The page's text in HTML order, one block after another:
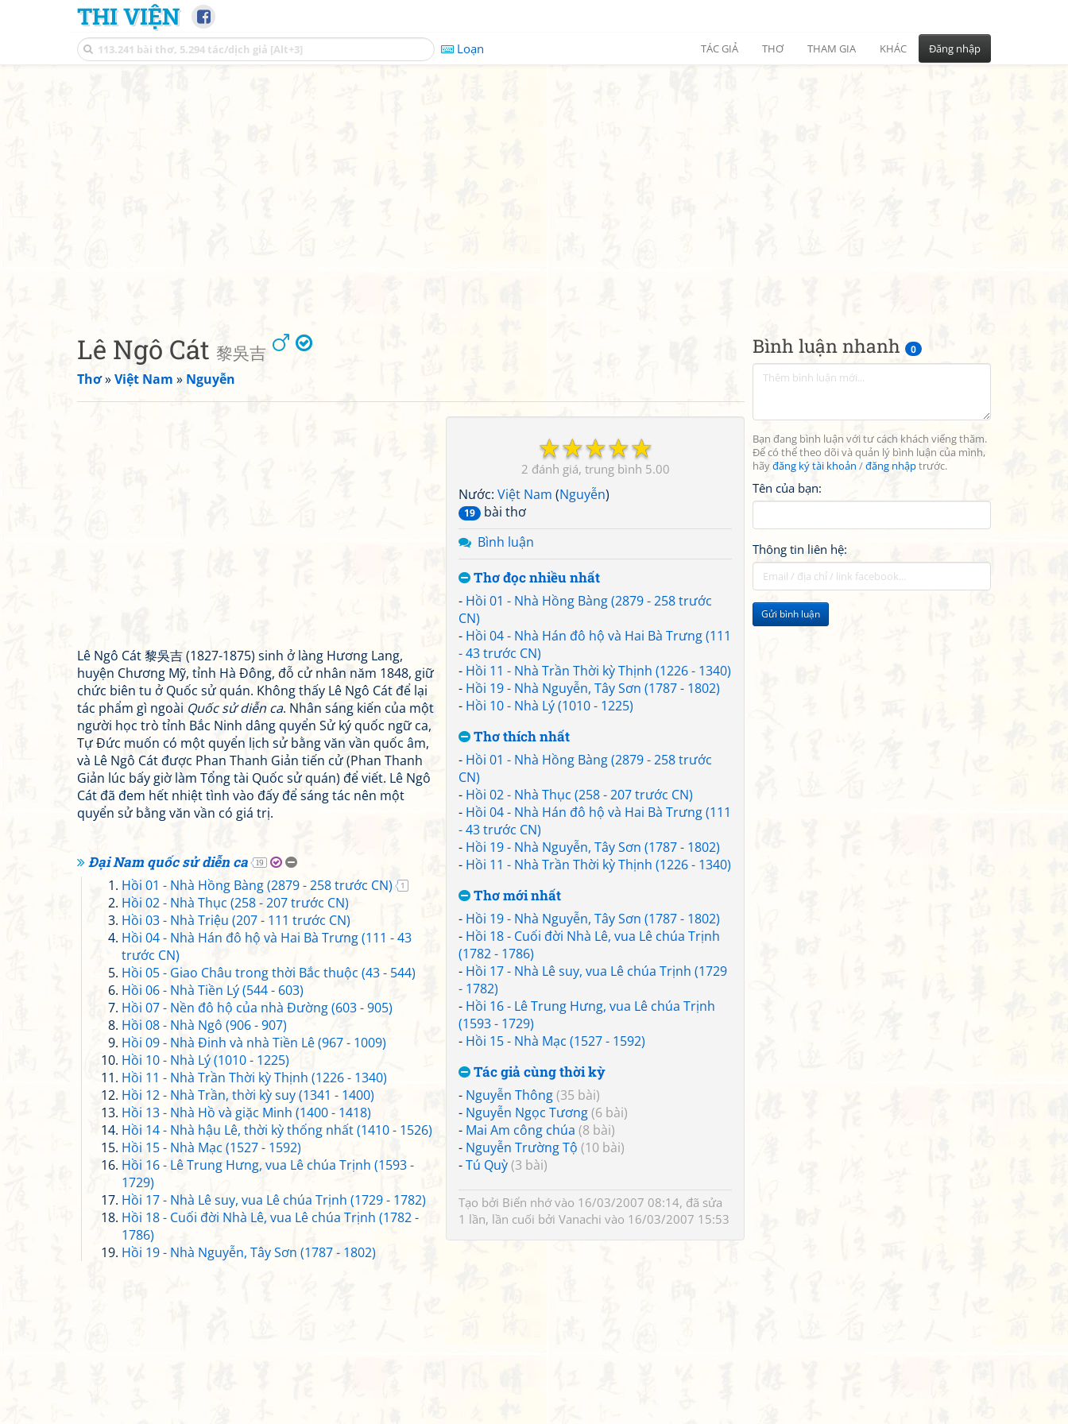
THI VIỆN
Loạn TÁC GIẢ THƠ THAM GIA KHÁC Đăng nhập
Bình luận nhanh 0
Bạn đang bình luận với tư cách khách viếng thăm.
Để có thể theo dõi và quản lý bình luận của mình,
hãyđăng ký tài khoản /đăng nhậptrước.
Tên của bạn:
Thông tin liên hệ:
Gửi bình luận
Lê Ngô Cát 黎吳吉
Thơ»Việt Nam » Nguyễn
☆
☆
☆
☆
☆
2 5.00
Nước: Việt Nam (Nguyễn)
19
bài thơ
Bình luận
Thơ đọc nhiều nhất
- Hồi 01 - Nhà Hồng Bàng (2879 - 258 trước
CN)
- Hồi 04 - Nhà Hán đô hộ và Hai Bà Trưng (111
- 43 trước CN)
- Hồi 11 - Nhà Trần Thời kỳ Thịnh (1226 - 1340)
- Hồi 19 - Nhà Nguyễn, Tây Sơn (1787 - 1802)
- Hồi 10 - Nhà Lý (1010 - 1225)
Thơ thích nhất
- Hồi 01 - Nhà Hồng Bàng (2879 - 258 trước
CN)
- Hồi 02 - Nhà Thục (258 - 207 trước CN)
- Hồi 04 - Nhà Hán đô hộ và Hai Bà Trưng (111
- 43 trước CN)
- Hồi 19 - Nhà Nguyễn, Tây Sơn (1787 - 1802)
- Hồi 11 - Nhà Trần Thời kỳ Thịnh (1226 - 1340)
Thơ mới nhất
- Hồi 19 - Nhà Nguyễn, Tây Sơn (1787 - 1802)
- Hồi 18 - Cuối đời Nhà Lê, vua Lê chúa Trịnh
(1782 - 1786)
- Hồi 17 - Nhà Lê suy, vua Lê chúa Trịnh (1729
- 1782)
- Hồi 16 - Lê Trung Hưng, vua Lê chúa Trịnh
(1593 - 1729)
- Hồi 15 - Nhà Mạc (1527 - 1592)
Tác giả cùng thời kỳ
- Nguyễn Thông(35 bài)
- Nguyễn Ngọc Tương(6 bài)
- Mai Am công chúa (8 bài)
- Nguyễn Trường Tộ (10 bài)
-Tú Quỳ(3 bài)
Tạo bởi Biển nhớvào 16/03/2007 08:14, đã sửa
1 lần, lần cuối bởi Vanachi vào 16/03/2007 15:53
Lê Ngô Cát 黎吳吉 (1827-1875) sinh ở làng Hương Lang,
huyện Chương Mỹ, tỉnh Hà Đông, đỗ cử nhân năm 1848, giữ
chức biên tu ở Quốc sử quán. Không thấy Lê Ngô Cát để lại
tác phẩm gì ngoài Quốc sử diễn ca. Nhân sáng kiến của một
người học trò tỉnh Bắc Ninh dâng quyển Sử ký quốc ngữ ca,
Tự Đức muốn có một quyển lịch sử bằng văn vần quốc âm,
và Lê Ngô Cát được Phan Thanh Giản tiến cử (Phan Thanh
Giản lúc bấy giờ làm Tổng tài Quốc sử quán) để viết. Lê Ngô
Cát đã đem hết nhiệt tình vào đấy để sáng tác nên một
quyển sử bằng văn vần có giá trị.
Đại Nam quốc sử diễn ca 19
Hồi 01 - Nhà Hồng Bàng (2879 - 258 trước CN) 1
Hồi 02 - Nhà Thục (258 - 207 trước CN)
Hồi 03 - Nhà Triệu (207 - 111 trước CN)
Hồi 04 - Nhà Hán đô hộ và Hai Bà Trưng (111 - 43
trước CN)
Hồi 05 - Giao Châu trong thời Bắc thuộc (43 - 544)
Hồi 06 - Nhà Tiền Lý (544 - 603)
Hồi 07 - Nền đô hộ của nhà Đường (603 - 905)
Hồi 08 - Nhà Ngô (906 - 907)
Hồi 09 - Nhà Đinh và nhà Tiền Lê (967 - 1009)
Hồi 10 - Nhà Lý (1010 - 1225)
Hồi 11 - Nhà Trần Thời kỳ Thịnh (1226 - 1340)
Hồi 12 - Nhà Trần, thời kỳ suy (1341 - 1400)
Hồi 13 - Nhà Hồ và giặc Minh (1400 - 1418)
Hồi 14 - Nhà hậu Lê, thời kỳ thống nhất (1410 - 1526)
Hồi 15 - Nhà Mạc (1527 - 1592)
Hồi 16 - Lê Trung Hưng, vua Lê chúa Trịnh (1593 -
1729)
Hồi 17 - Nhà Lê suy, vua Lê chúa Trịnh (1729 - 1782)
Hồi 18 - Cuối đời Nhà Lê, vua Lê chúa Trịnh (1782 -
1786)
Hồi 19 - Nhà Nguyễn, Tây Sơn (1787 - 1802)